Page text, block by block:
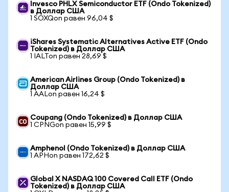
Invesco PHLX Semiconductor ETF (Ondo Tokenized)
в Доллар США
1 SOXQon равен 96,04 $
iShares Systematic Alternatives Active ETF (Ondo
Tokenized) в Доллар США
1 IALTon равен 28,69 $
American Airlines Group (Ondo Tokenized) в
Доллар США
1 AALon равен 16,24 $
Coupang (Ondo Tokenized) в Доллар США
1 CPNGon равен 15,99 $
Amphenol (Ondo Tokenized) в Доллар США
1 APHon равен 172,62 $
Global X NASDAQ 100 Covered Call ETF (Ondo
Tokenized) в Доллар США